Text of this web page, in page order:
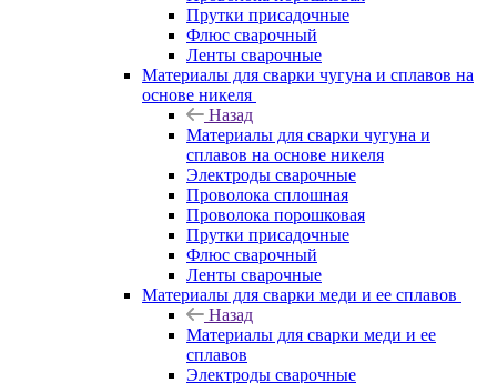
Прутки присадочные
Флюс сварочный
Ленты сварочные
Материалы для сварки чугуна и сплавов на
основе никеля
Назад
Материалы для сварки чугуна и
сплавов на основе никеля
Электроды сварочные
Проволока сплошная
Проволока порошковая
Прутки присадочные
Флюс сварочный
Ленты сварочные
Материалы для сварки меди и ее сплавов
Назад
Материалы для сварки меди и ее
сплавов
Электроды сварочные